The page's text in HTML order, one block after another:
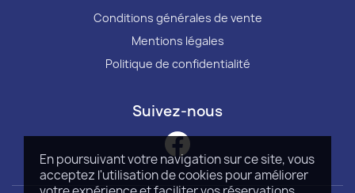
En poursuivant votre navigation sur ce site, vous
acceptez l'utilisation de cookies pour améliorer
Conditions générales de vente
Mentions légales
Politique de confidentialité
Suivez-nous